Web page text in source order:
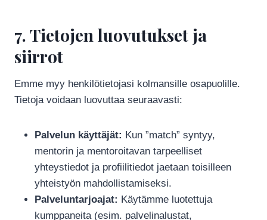
7. Tietojen luovutukset ja
siirrot
Emme myy henkilötietojasi kolmansille osapuolille.
Tietoja voidaan luovuttaa seuraavasti:
Palvelun käyttäjät: Kun ”match” syntyy,
mentorin ja mentoroitavan tarpeelliset
yhteystiedot ja profiilitiedot jaetaan toisilleen
yhteistyön mahdollistamiseksi.
Palveluntarjoajat: Käytämme luotettuja
kumppaneita (esim. palvelinalustat,